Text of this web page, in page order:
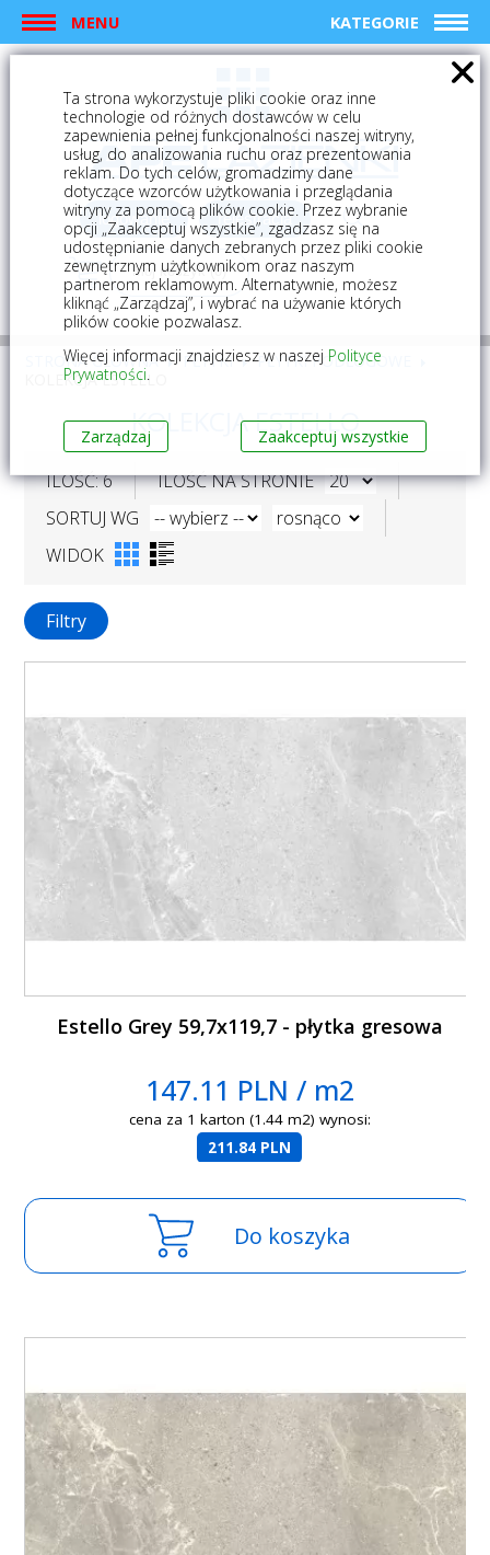
MENU KATEGORIE
logowanie rejestracja
Mój koszyk (0)
STRONA GŁÓWNA PŁYTKI
PŁYTKI PODŁOGOWE
KOLEKCJA ESTELLO
KOLEKCJA ESTELLO
ILOŚĆ: 6
ILOŚĆ NA STRONIE
SORTUJ WG
WIDOK
Filtry
Estello Grey 59,7x119,7 - płytka gresowa
147.11 PLN / m2
cena za 1 karton (1.44 m2) wynosi:
211.84 PLN
Do koszyka
Ta strona wykorzystuje pliki cookie oraz inne
technologie od różnych dostawców w celu
zapewnienia pełnej funkcjonalności naszej witryny,
usług, do analizowania ruchu oraz prezentowania
reklam. Do tych celów, gromadzimy dane
dotyczące wzorców użytkowania i przeglądania
witryny za pomocą plików cookie. Przez wybranie
opcji „Zaakceptuj wszystkie”, zgadzasz się na
udostępnianie danych zebranych przez pliki cookie
zewnętrznym użytkownikom oraz naszym
partnerom reklamowym. Alternatywnie, możesz
kliknąć „Zarządzaj”, i wybrać na używanie których
plików cookie pozwalasz.
Więcej informacji znajdziesz w naszej Polityce
Prywatności.
Zarządzaj Zaakceptuj wszystkie